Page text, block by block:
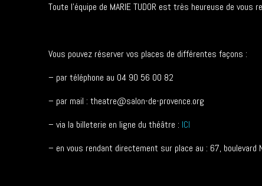
Toute l’équipe de MARIE TUDOR est très heureuse de
Vous pouvez réserver vos places de différentes façons :
– par téléphone au 04 90 56 00 82
– par mail : theatre@salon-de-provence.org
– via la billeterie en ligne du théâtre : ICI
– en vous rendant directement sur place au : 67, boulevard